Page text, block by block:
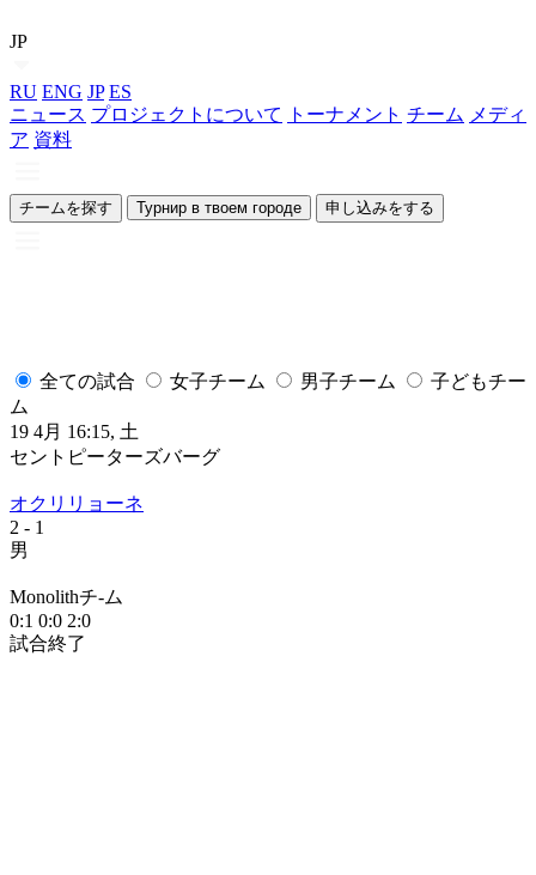
JP
RU ENG JP ES
ニュース プロジェクトについて トーナメント チーム メディ
ア 資料
チームを探す Турнир в твоем городе 申し込みをする
全ての試合 女子チーム 男子チーム
子どもチー
ム
19 4月 16:15, 土
セントピーターズバーグ
オクリリョーネ
2 - 1
男
Monolithチ-ム
0:1 0:0 2:0
試合終了